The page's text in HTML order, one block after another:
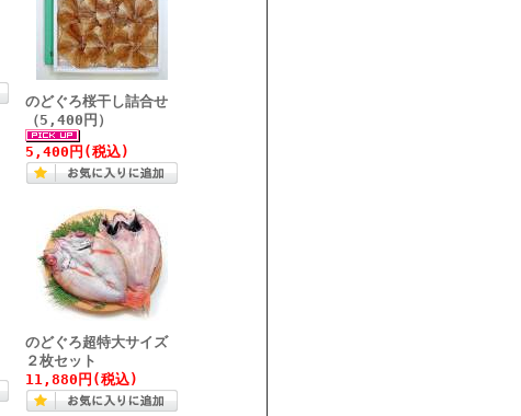
のどぐろ桜干し詰合せ
（5,400円）
5,400円(税込)
のどぐろ超特大サイズ
２枚セット
11,880円(税込)